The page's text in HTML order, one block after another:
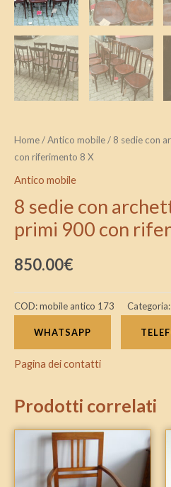
Home/Antico mobile/ 8 sedie con
con riferimento 8 X
Antico mobile
8 sedie con
primi 900 con
850.00€
COD:mobile antico 173 Categoria:
WHATSAPP
Pagina dei contatti
Prodotti correlati